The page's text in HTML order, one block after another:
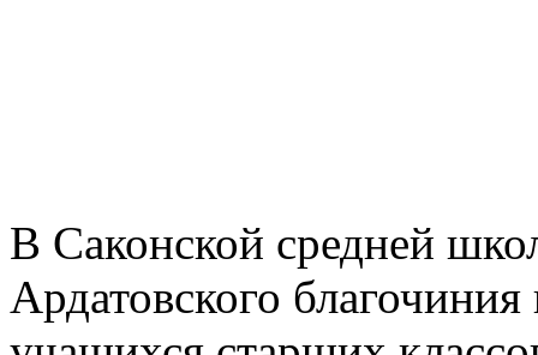
В Саконской средней
Ардатовского